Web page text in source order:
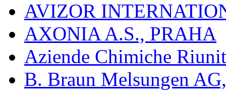
AVIZOR
AXONIA A.S., PRAHA
Aziende Chimiche
B. Braun Melsungen